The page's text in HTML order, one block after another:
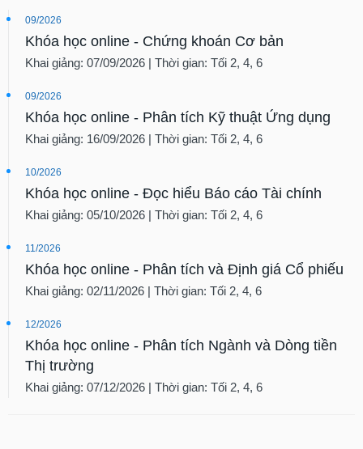
09/2026
Khóa học online - Chứng khoán Cơ bản
Khai giảng: 07/09/2026 | Thời gian: Tối 2, 4, 6
09/2026
Khóa học online - Phân tích Kỹ thuật Ứng dụng
Khai giảng: 16/09/2026 | Thời gian: Tối 2, 4, 6
10/2026
Khóa học online - Đọc hiểu Báo cáo Tài chính
Khai giảng: 05/10/2026 | Thời gian: Tối 2, 4, 6
11/2026
Khóa học online - Phân tích và Định giá Cổ phiếu
Khai giảng: 02/11/2026 | Thời gian: Tối 2, 4, 6
12/2026
Khóa học online - Phân tích Ngành và Dòng tiền
Thị trường
Khai giảng: 07/12/2026 | Thời gian: Tối 2, 4, 6